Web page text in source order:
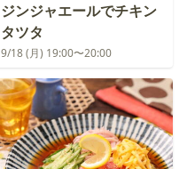
ジンジャエールでチキン
タツタ
9/18 (月) 19:00〜20:00